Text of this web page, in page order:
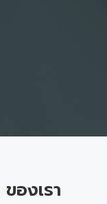
ของเรา